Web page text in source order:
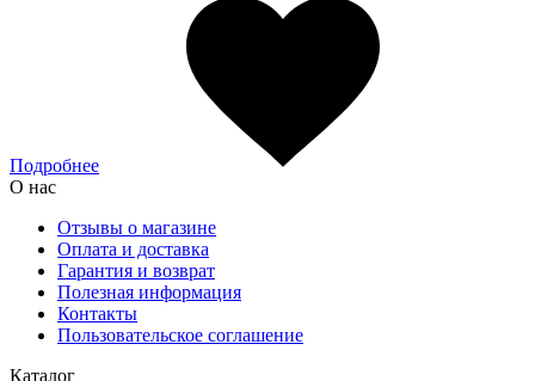
Подробнее
О нас
Отзывы о магазине
Оплата и доставка
Гарантия и возврат
Полезная информация
Контакты
Пользовательское соглашение
Каталог